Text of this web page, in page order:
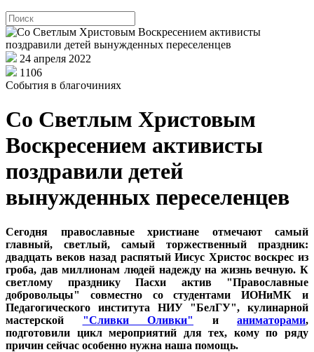
24 апреля 2022
1106
События в благочиниях
Со Светлым Христовым
Воскресением активисты
поздравили детей
вынужденных переселенцев
Сегодня православные христиане отмечают самый
главный, светлый, самый торжественный праздник:
двадцать веков назад распятый Иисус Христос воскрес из
гроба, дав миллионам людей надежду на жизнь вечную. К
светлому празднику Пасхи актив "Православные
добровольцы" совместно со студентами ИОНиМК и
Педагогического института НИУ "БелГУ", кулинарной
мастерской "Сливки Оливки" и аниматорами,
подготовили цикл мероприятий для тех, кому по ряду
причин сейчас особенно нужна наша помощь.